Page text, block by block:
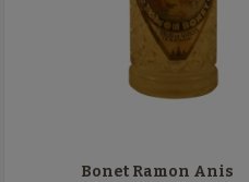
Bonet Ramon Anis